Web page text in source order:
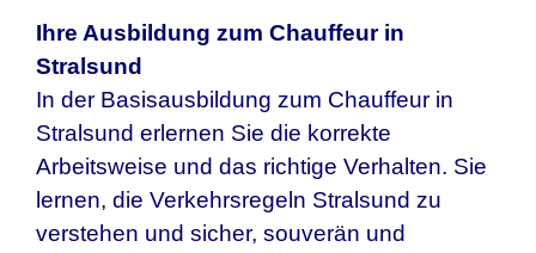
Ihre Ausbildung zum Chauffeur in
Stralsund
In der Basisausbildung zum Chauffeur in
Stralsund erlernen Sie die korrekte
Arbeitsweise und das richtige Verhalten. Sie
lernen, die Verkehrsregeln Stralsund zu
verstehen und sicher, souverän und